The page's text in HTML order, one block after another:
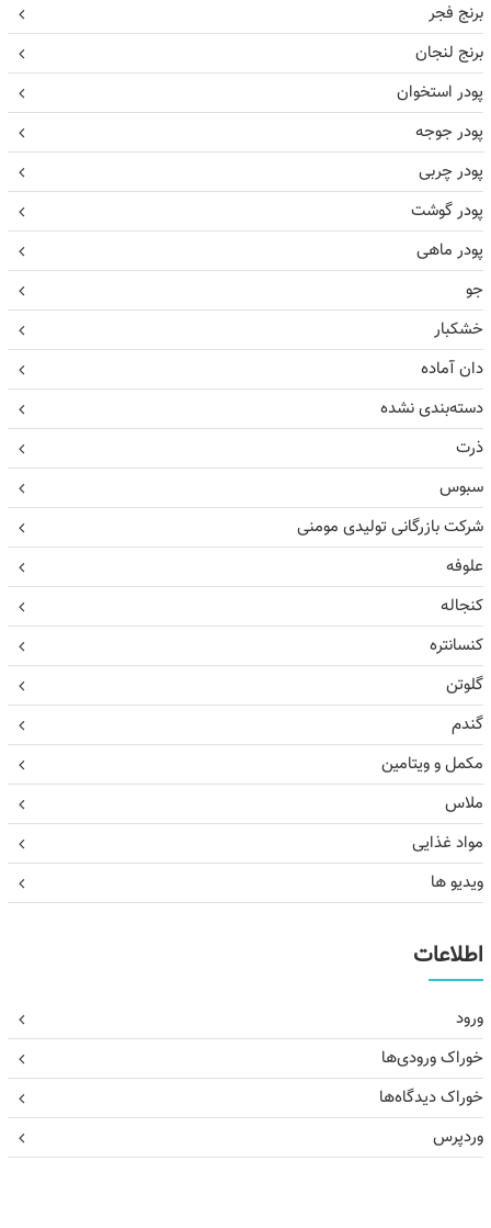
برنج فجر
برنج لنجان
پودر استخوان
پودر جوجه
پودر چربی
پودر گوشت
پودر ماهی
جو
خشکبار
دان آماده
دسته‌بندی نشده
ذرت
سبوس
شرکت بازرگانی تولیدی مومنی
علوفه
کنجاله
کنسانتره
گلوتن
گندم
مکمل و ویتامین
ملاس
مواد غذایی
ویدیو ها
اطلاعات
ورود
خوراک ورودی‌ها
خوراک دیدگاه‌ها
وردپرس